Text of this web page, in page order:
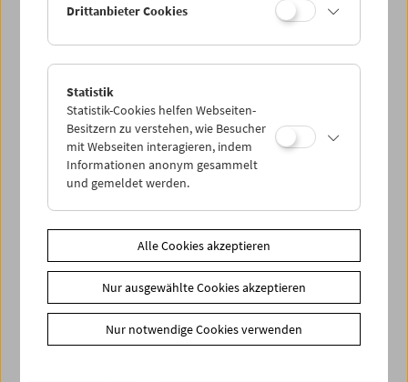
Kino für die Kleinsten: Cinemini on Tour: Lass
uns tanzen!
Drittanbieter Cookies
Statistik
Statistik-Cookies helfen Webseiten-
Besitzern zu verstehen, wie Besucher
mit Webseiten interagieren, indem
Informationen anonym gesammelt
und gemeldet werden.
Alle Cookies akzeptieren
Nur ausgewählte Cookies akzeptieren
Nur notwendige Cookies verwenden